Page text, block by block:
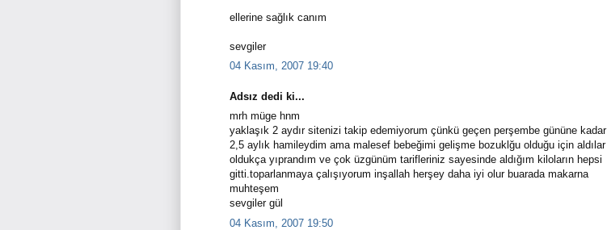
ellerine sağlık canım
sevgiler
04 Kasım, 2007 19:40
Adsız dedi ki...
mrh müge hnm
yaklaşık 2 aydır sitenizi takip edemiyorum çünkü geçen perşembe gününe kadar
2,5 aylık hamileydim ama malesef bebeğimi gelişme bozuklğu olduğu için aldılar
oldukça yıprandım ve çok üzgünüm tarifleriniz sayesinde aldığım kiloların hepsi
gitti.toparlanmaya çalışıyorum inşallah herşey daha iyi olur buarada makarna
muhteşem
sevgiler gül
04 Kasım, 2007 19:50